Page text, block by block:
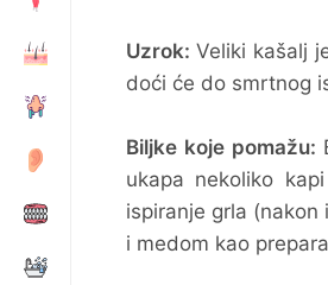
Uzrok: Veliki kašalj
doći će do smrtnog
Biljke koje pomažu:
ukapa nekoliko
ispiranje grla
i medom kao